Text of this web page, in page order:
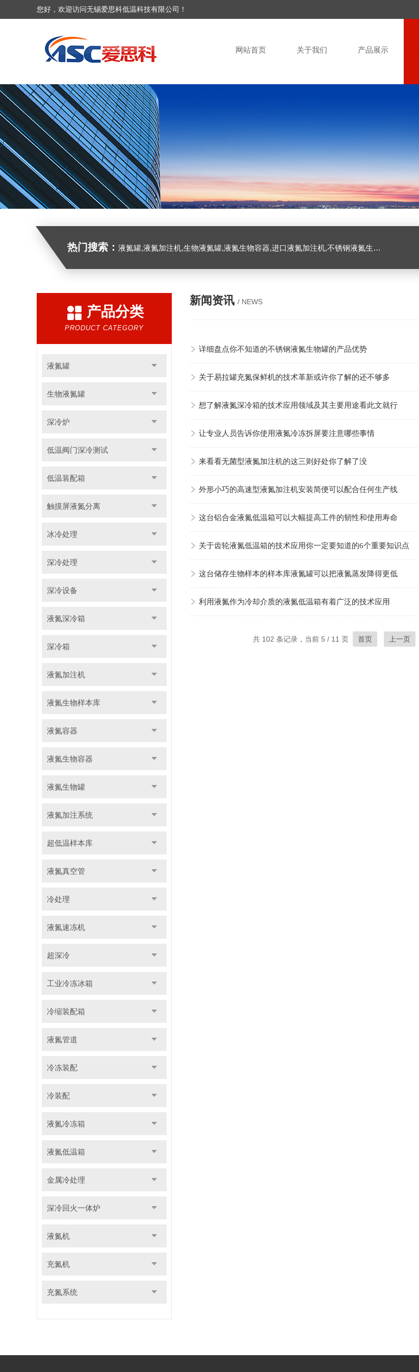
您好，欢迎访问无锡爱思科低温科技有限公司！
网站首页 关于我们 产品展示
热门搜索： 液氮罐,液氮加注机,生物液氮罐,液氮生物容器,进口液氮加注机,不锈钢液氮生物容器
产品分类
PRODUCT CATEGORY
液氮罐
生物液氮罐
深冷炉
低温阀门深冷测试
低温装配箱
触摸屏液氮分离
冰冷处理
深冷处理
深冷设备
液氮深冷箱
深冷箱
液氮加注机
液氮生物样本库
液氮容器
液氮生物容器
液氮生物罐
液氮加注系统
超低温样本库
液氮真空管
冷处理
液氮速冻机
超深冷
工业冷冻冰箱
冷缩装配箱
液氮管道
冷冻装配
冷装配
液氮冷冻箱
液氮低温箱
金属冷处理
深冷回火一体炉
液氮机
充氮机
充氮系统
新闻资讯 / NEWS
详细盘点你不知道的不锈钢液氮生物罐的产品优势
关于易拉罐充氮保鲜机的技术革新或许你了解的还不够多
想了解液氮深冷箱的技术应用领域及其主要用途看此文就行
让专业人员告诉你使用液氮冷冻拆屏要注意哪些事情
来看看无菌型液氮加注机的这三则好处你了解了没
外形小巧的高速型液氮加注机安装简便可以配合任何生产线
这台铝合金液氮低温箱可以大幅提高工件的韧性和使用寿命
关于齿轮液氮低温箱的技术应用你一定要知道的6个重要知识点
这台储存生物样本的样本库液氮罐可以把液氮蒸发降得更低
利用液氮作为冷却介质的液氮低温箱有着广泛的技术应用
共 102 条记录，当前 5 / 11 页 首页 上一页